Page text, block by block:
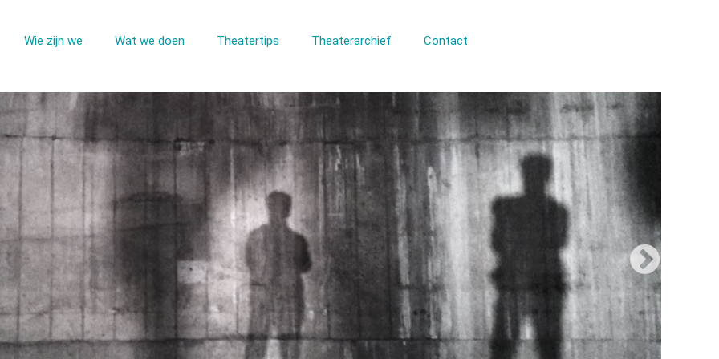
Wie zijn we Wat we doen Theatertips Theaterarchief Contact